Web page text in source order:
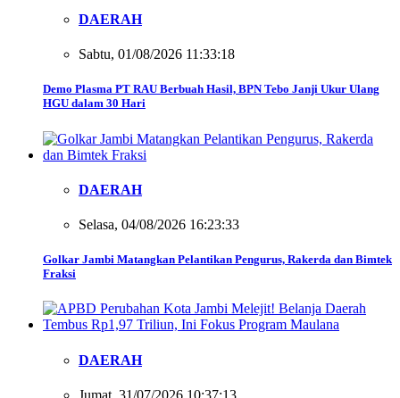
DAERAH
Sabtu, 01/08/2026 11:33:18
Demo Plasma PT RAU Berbuah Hasil, BPN Tebo Janji Ukur Ulang
HGU dalam 30 Hari
DAERAH
Selasa, 04/08/2026 16:23:33
Golkar Jambi Matangkan Pelantikan Pengurus, Rakerda dan Bimtek
Fraksi
DAERAH
Jumat, 31/07/2026 10:37:13